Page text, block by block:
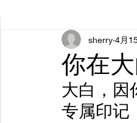
你在
sherry 4月
大白，因
专属印记